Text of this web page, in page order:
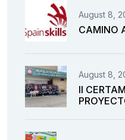
August 8,
CAMINO
August 8,
II